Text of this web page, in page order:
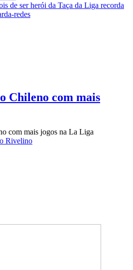
de ser herói da Taça da Liga recorda
redes
Chileno com mais
Rivelino